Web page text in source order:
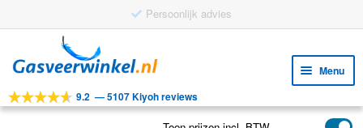
Persoonlijk advies
door
navigatie
naar
inhoud
Menu
Tools 9.2 —5107 Kiyoh reviews